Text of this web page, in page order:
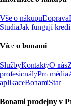
Vše o nákupuDoprava
StudiaJak fungují
Více o bonami
SlužbyKontaktyO nás
profesionályPro média
aplikaceBonamiStar
Bonami prodejny v